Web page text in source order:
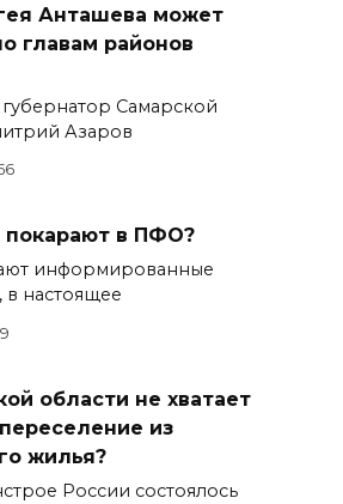
Анташева может
главам районов
Самарской
Азаров
покарают в ПФО?
информированные
в настоящее
области не хватает
из
жилья?
России состоялось